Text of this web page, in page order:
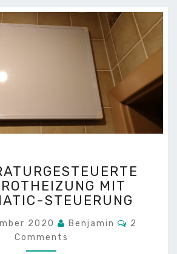
INFRAROTHEIZUNG
MIT
HOMEMATIC-
MIT
STEUERUNG
2020 Benjamin
2
Comments